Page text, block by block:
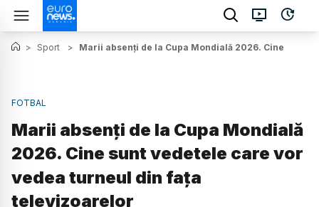
> Sport > Marii absenți de la Cupa Mondială 2026. Cine sunt
FOTBAL
Marii absenți de la Cupa Mondială
2026. Cine sunt vedetele care vor
vedea turneul din fața
televizoarelor